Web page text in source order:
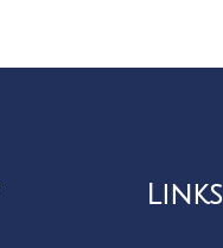
Links